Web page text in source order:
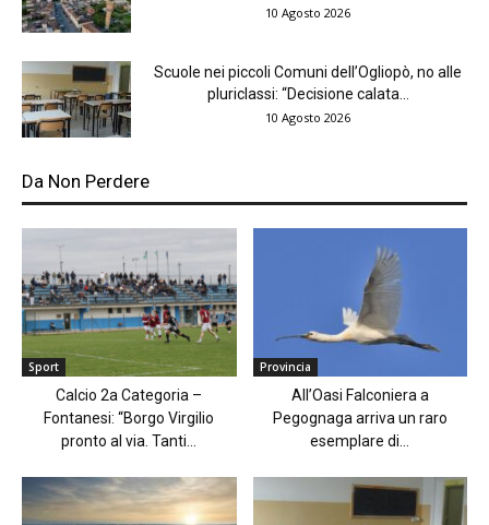
10 Agosto 2026
Scuole nei piccoli Comuni dell’Ogliopò, no alle
pluriclassi: “Decisione calata...
10 Agosto 2026
Da Non Perdere
Sport
Calcio 2a Categoria –
Fontanesi: “Borgo Virgilio
pronto al via. Tanti...
Provincia
All’Oasi Falconiera a
Pegognaga arriva un raro
esemplare di...